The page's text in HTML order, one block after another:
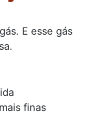
E esse gás
finas